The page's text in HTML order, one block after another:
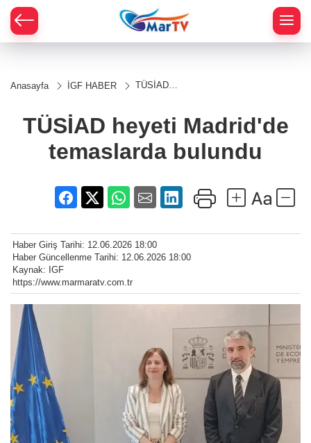
Anasayfa İGF HABER
TÜSİAD
temaslarda
bulundu
TÜSİAD heyeti Madrid'de
temaslarda bulundu
Haber Giriş Tarihi: 12.06.2026 18:00
Haber Güncellenme Tarihi: 12.06.2026 18:00
Kaynak: IGF
https://www.marmaratv.com.tr